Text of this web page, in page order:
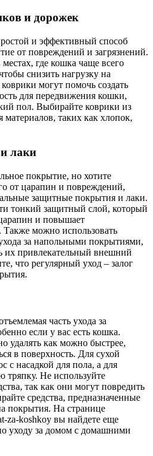
и дорожек
и эффективный способ
от повреждений и загрязнений.
где кошка чаще всего
снизить нагрузку на
могут помочь создать
для передвижения кошки,
пол. Выбирайте коврики из
таких как хлопок,
лаки
покрытие, но хотите
от царапин и повреждений,
защитные покрытия и лаки.
тонкий защитный слой, который
и повышает
Также можно использовать
за напольными покрытиями,
их привлекательный внешний
что регулярный уход – залог
часть ухода за
если у вас есть кошка.
удалять как можно быстрее,
в поверхность. Для сухой
с насадкой для пола, а для
Не используйте
так как они могут повредить
средства, предназначенные
покрытия. На странице
za-koshkoy вы найдете еще
уходу за домом с домашними